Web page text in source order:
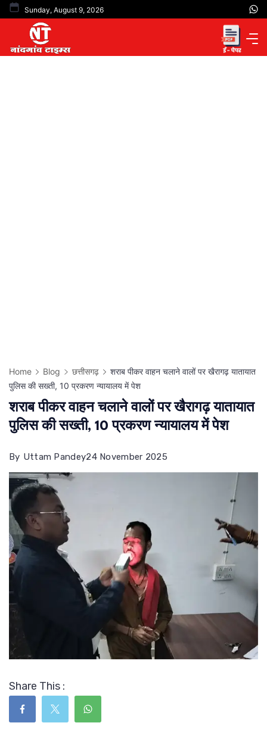
Skip
content
Sunday, August 9, 2026
Home Blog छत्तीसगढ़
शराब पीकर वाहन चलाने वालों पर खैरागढ़ यातायात
पुलिस की सख्ती, 10 प्रकरण न्यायालय में पेश
शराब पीकर वाहन चलाने वालों पर खैरागढ़ यातायात
पुलिस की सख्ती, 10 प्रकरण न्यायालय में पेश
By Uttam Pandey24 November 2025
Share This :